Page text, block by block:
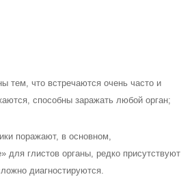
тем, что встречаются очень часто и
способны заражать любой орган;
поражают, в основном,
для глистов органы, редко присутствуют
диагностируются.